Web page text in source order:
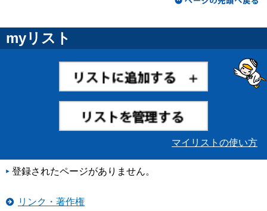
myリスト
マイリストの使い方
登録されたページがありません。
リンク・著作権